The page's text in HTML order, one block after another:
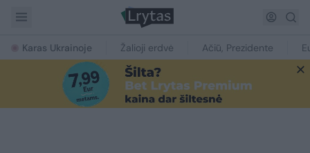
Karas Ukrainoje Žalioji erdvė Ačiū, Prezidente